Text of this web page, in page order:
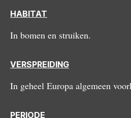
HABITAT
In bomen en struiken.
VERSPREIDING
In geheel Europa algemeen
PERIODE